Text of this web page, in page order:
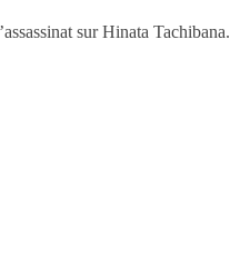
sur Hinata Tachibana.